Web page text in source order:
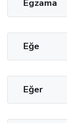
Egzama
Eğe
Eğer